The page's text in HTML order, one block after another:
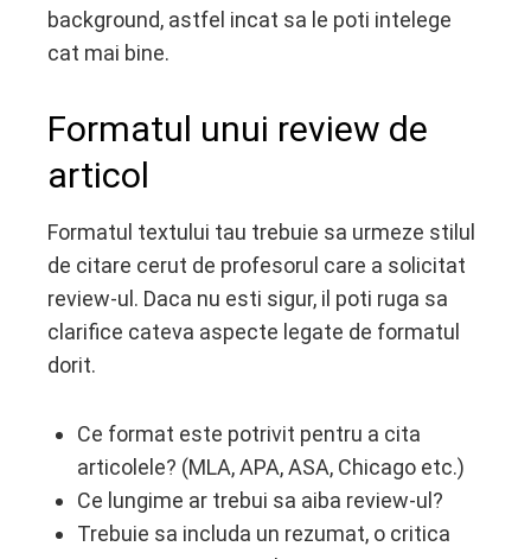
background, astfel incat sa le poti intelege
cat mai bine.
Formatul unui review de
articol
Formatul textului tau trebuie sa urmeze stilul
de citare cerut de profesorul care a solicitat
review-ul. Daca nu esti sigur, il poti ruga sa
clarifice cateva aspecte legate de formatul
dorit.
Ce format este potrivit pentru a cita
articolele? (MLA, APA, ASA, Chicago etc.)
Ce lungime ar trebui sa aiba review-ul?
Trebuie sa includa un rezumat, o critica